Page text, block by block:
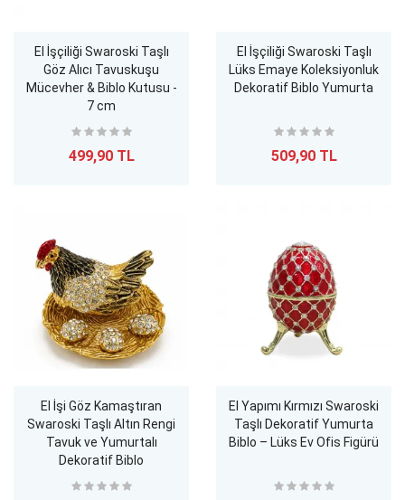
El İşçiliği Swaroski Taşlı
Göz Alıcı Tavuskuşu
Mücevher & Biblo Kutusu -
7 cm
499,90 TL
El İşçiliği Swaroski Taşlı
Lüks Emaye Koleksiyonluk
Dekoratif Biblo Yumurta
509,90 TL
El İşi Göz Kamaştıran
Swaroski Taşlı Altın Rengi
Tavuk ve Yumurtalı
Dekoratif Biblo
El Yapımı Kırmızı Swaroski
Taşlı Dekoratif Yumurta
Biblo – Lüks Ev Ofis Figürü